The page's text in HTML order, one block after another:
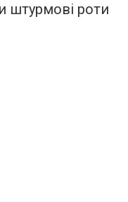
штурмові роти